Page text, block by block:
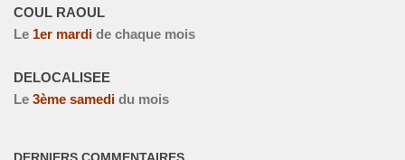
COUL RAOUL
Le 1er mardi de chaque mois
DELOCALISEE
Le 3ème samedi du mois
DERNIERS COMMENTAIRES